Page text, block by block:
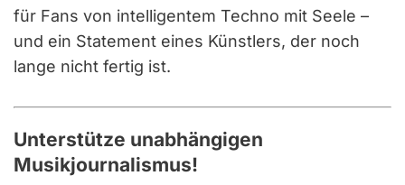
für Fans von intelligentem Techno mit Seele –
und ein Statement eines Künstlers, der noch
lange nicht fertig ist.
Unterstütze unabhängigen
Musikjournalismus!